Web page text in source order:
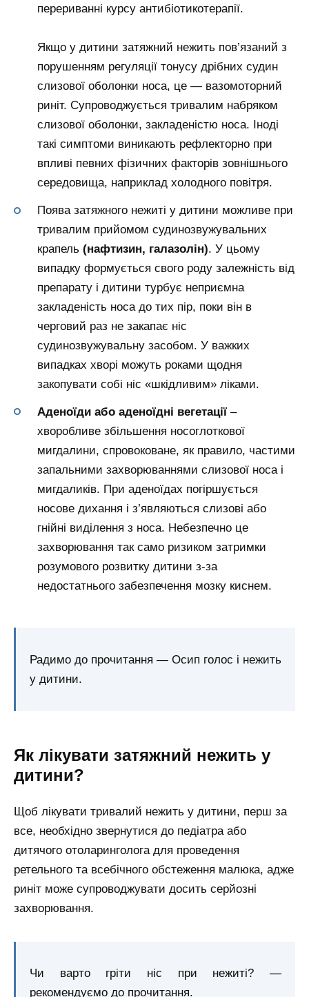
перериванні курсу антибіотикотерапії.
Якщо у дитини затяжний нежить пов’язаний з
порушенням регуляції тонусу дрібних судин
слизової оболонки носа, це — вазомоторний
риніт. Супроводжується тривалим набряком
слизової оболонки, закладеністю носа. Іноді
такі симптоми виникають рефлекторно при
впливі певних фізичних факторів зовнішнього
середовища, наприклад холодного повітря.
Поява затяжного нежиті у дитини можливе при
тривалим прийомом судинозвужувальних
крапель (нафтизин, галазолін). У цьому
випадку формується свого роду залежність від
препарату і дитини турбує неприємна
закладеність носа до тих пір, поки він в
черговий раз не закапає ніс
судинозвужувальну засобом. У важких
випадках хворі можуть роками щодня
закопувати собі ніс «шкідливим» ліками.
Аденоїди або аденоїдні вегетації –
хворобливе збільшення носоглоткової
мигдалини, спровоковане, як правило, частими
запальними захворюваннями слизової носа і
мигдаликів. При аденоїдах погіршується
носове дихання і з’являються слизові або
гнійні виділення з носа. Небезпечно це
захворювання так само ризиком затримки
розумового розвитку дитини з-за
недостатнього забезпечення мозку киснем.
Радимо до прочитання — Осип голос і нежить
у дитини.
Як лікувати затяжний нежить у
дитини?
Щоб лікувати тривалий нежить у дитини, перш за
все, необхідно звернутися до педіатра або
дитячого отоларинголога для проведення
ретельного та всебічного обстеження малюка, адже
риніт може супроводжувати досить серйозні
захворювання.
Чи варто гріти ніс при нежиті? —
рекомендуємо до прочитання.